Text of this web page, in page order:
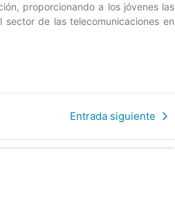
proporcionando a los jóvenes las
de las telecomunicaciones en
Entrada siguiente